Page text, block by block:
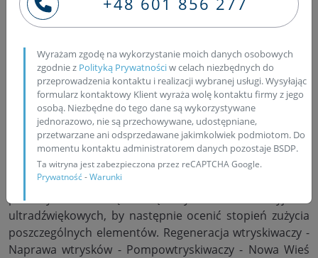
od kilkunastu lat zajmuje się naprawą układów zasilania
silników wysokoprężnych. Nasza firma prowadzi i wciąż
rozwija specjalistyczną pracownię, w której nasi
wyszkoleni pracownicy naprawiają wtryskiwacze CR
takich marek, jak: Bosch, Delphi, Denso czy Siemens.
Ponadto wykonujemy naprawę pompowtryskiwaczy z
aut grupy VAG: Volkswagen, Audi, Seat i Skoda, naprawę
pompowtrysków pojazdów ciężarowych oraz pompy
PLD firmy Bosch. W naszej ofercie znajduje się także
kompleksowa regeneracja turbiny. Wszystkie
wtryskiwacze oraz pompowtryskiwacze są rozkładane,
po czym ich części są czyszczone w myjkach
ultradźwiękowych, by następnie ocenić stopień zużycia
poszczególnych elementów. Regeneracja wtryskiwaczy -
Naprawa wtrysków - Pompowtryskiwaczy - Nowa Wieś
Wyrażam zgodę na wykorzystanie moich danych osobowych
zgodnie z Polityką Prywatnościw celach niezbędnych do
przeprowadzenia kontaktu i realizacji wybranej usługi. Wysyłając
formularz kontaktowy Klient wyraża wolę kontaktu firmy z jego
osobą. Niezbędne do tego dane są wykorzystywane
jednorazowo, nie są przechowywane, udostępniane,
przetwarzane ani odsprzedawane jakimkolwiek podmiotom. Do
momentu kontaktu administratorem danych pozostaje BSDP.
Ta witryna jest zabezpieczona przez reCAPTCHA Google.
Prywatność-Warunki